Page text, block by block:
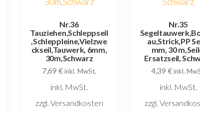
Nr.36
Tauziehen,Schleppseil
,Schleppleine,Vielzwe
ckseil,Tauwerk, 6mm,
30m,Schwarz
7,69€inkl. MwSt.
inkl. MwSt.
zzgl. Versandkosten
Nr.35
au,Strick,PP
mm, 30
Ersatzseil,
4,39€inkl.
inkl. MwSt.
zzgl.